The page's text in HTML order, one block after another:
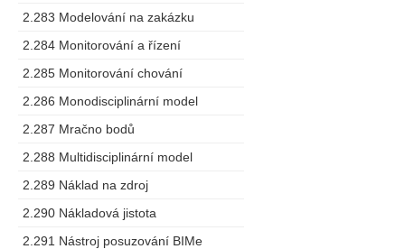
2.283 Modelování na zakázku
2.284 Monitorování a řízení
2.285 Monitorování chování
2.286 Monodisciplinární model
2.287 Mračno bodů
2.288 Multidisciplinární model
2.289 Náklad na zdroj
2.290 Nákladová jistota
2.291 Nástroj posuzování BIMe